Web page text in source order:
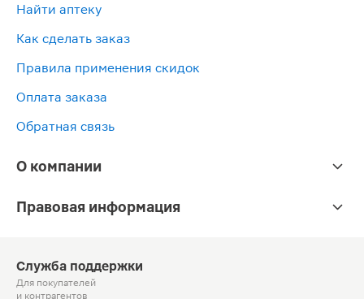
Найти аптеку
Как сделать заказ
Правила применения скидок
Оплата заказа
Обратная связь
О компании
Правовая информация
Служба поддержки
Для покупателей
и контрагентов